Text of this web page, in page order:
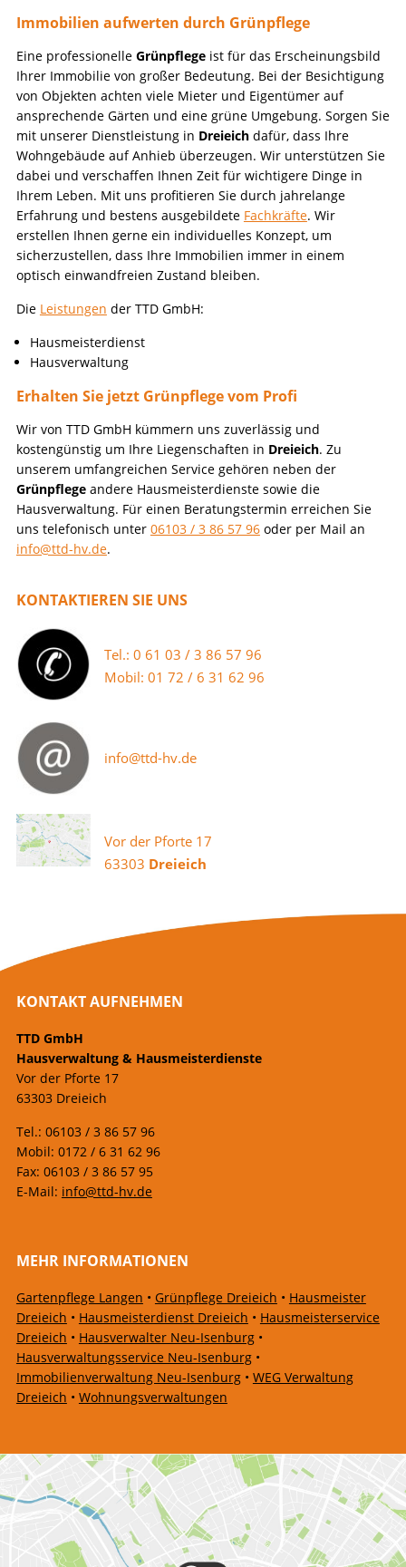
Immobilien aufwerten durch Grünpflege
Eine professionelle Grünpflegeist für das Erscheinungsbild
Ihrer Immobilie von großer Bedeutung. Bei der Besichtigung
von Objekten achten viele Mieter und Eigentümer auf
ansprechende Gärten und eine grüne Umgebung. Sorgen Sie
mit unserer Dienstleistung in Dreieichdafür, dass Ihre
Wohngebäude auf Anhieb überzeugen. Wir unterstützen Sie
dabei und verschaffen Ihnen Zeit für wichtigere Dinge in
Ihrem Leben. Mit uns profitieren Sie durch jahrelange
Erfahrung und bestens ausgebildete Fachkräfte. Wir
erstellen Ihnen gerne ein individuelles Konzept, um
sicherzustellen, dass Ihre Immobilien immer in einem
optisch einwandfreien Zustand bleiben.
Die Leistungen der TTD GmbH:
Hausmeisterdienst
Hausverwaltung
Erhalten Sie jetzt Grünpflegevom Profi
Wir von TTD GmbH kümmern uns zuverlässig und
kostengünstig um Ihre Liegenschaften in Dreieich. Zu
unserem umfangreichen Service gehören neben der
Grünpflegeandere Hausmeisterdienste sowie die
Hausverwaltung. Für einen Beratungstermin erreichen Sie
uns telefonisch unter 06103 / 3 86 57 96oder per Mail an
info@ttd-hv.de.
KONTAKTIEREN SIE UNS
Tel.: 0 61 03 / 3 86 57 96
Mobil: 01 72 / 6 31 62 96
info@ttd-hv.de
Vor der Pforte 17
63303 Dreieich
KONTAKT AUFNEHMEN
TTD GmbH
Hausverwaltung & Hausmeisterdienste
Vor der Pforte 17
63303 Dreieich
Tel.: 06103 / 3 86 57 96
Mobil: 0172 / 6 31 62 96
Fax: 06103 / 3 86 57 95
E-Mail: info@ttd-hv.de
MEHR INFORMATIONEN
Gartenpflege Langen • Grünpflege Dreieich • Hausmeister
Dreieich • Hausmeisterdienst Dreieich • Hausmeisterservice
Dreieich • Hausverwalter Neu-Isenburg•
Hausverwaltungsservice Neu-Isenburg•
Immobilienverwaltung Neu-Isenburg• WEG Verwaltung
Dreieich • Wohnungsverwaltungen